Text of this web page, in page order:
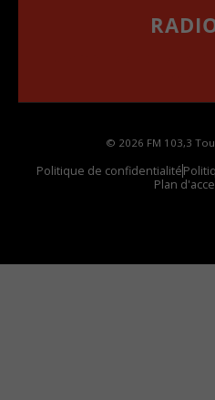
© 2026 FM 103,3
Politique de confidentialité
Plan